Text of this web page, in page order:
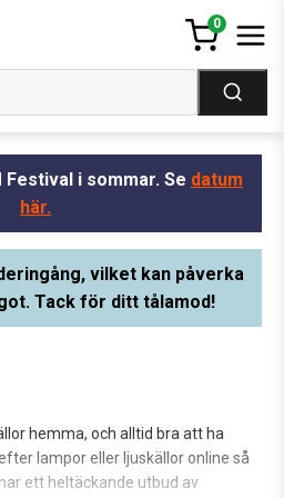
0
Festival i sommar. Se datum
här.
vilket kan påverka
Tack för ditt tålamod!
hemma, och alltid bra att ha
lampor eller ljuskällor online så
ett heltäckande utbud av